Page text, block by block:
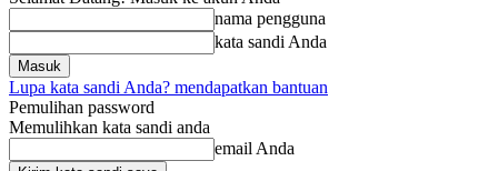
nama pengguna
kata sandi Anda
Lupa kata sandi Anda? mendapatkan bantuan
Pemulihan password
Memulihkan kata sandi anda
email Anda